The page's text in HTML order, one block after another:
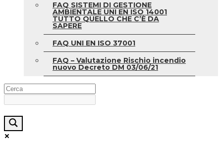
FAQ SISTEMI DI GESTIONE
AMBIENTALE UNI EN ISO 14001
TUTTO QUELLO CHE C’È DA
SAPERE
FAQ UNI EN ISO 37001
FAQ – Valutazione Rischio incendio
nuovo Decreto DM 03/06/21